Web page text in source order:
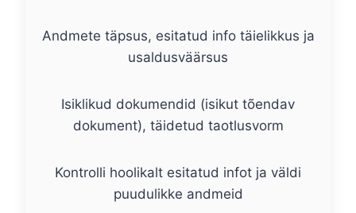
Andmete täpsus, esitatud info täielikkus ja
usaldusväärsus
Isiklikud dokumendid (isikut tõendav
dokument), täidetud taotlusvorm
Kontrolli hoolikalt esitatud infot ja väldi
puudulikke andmeid